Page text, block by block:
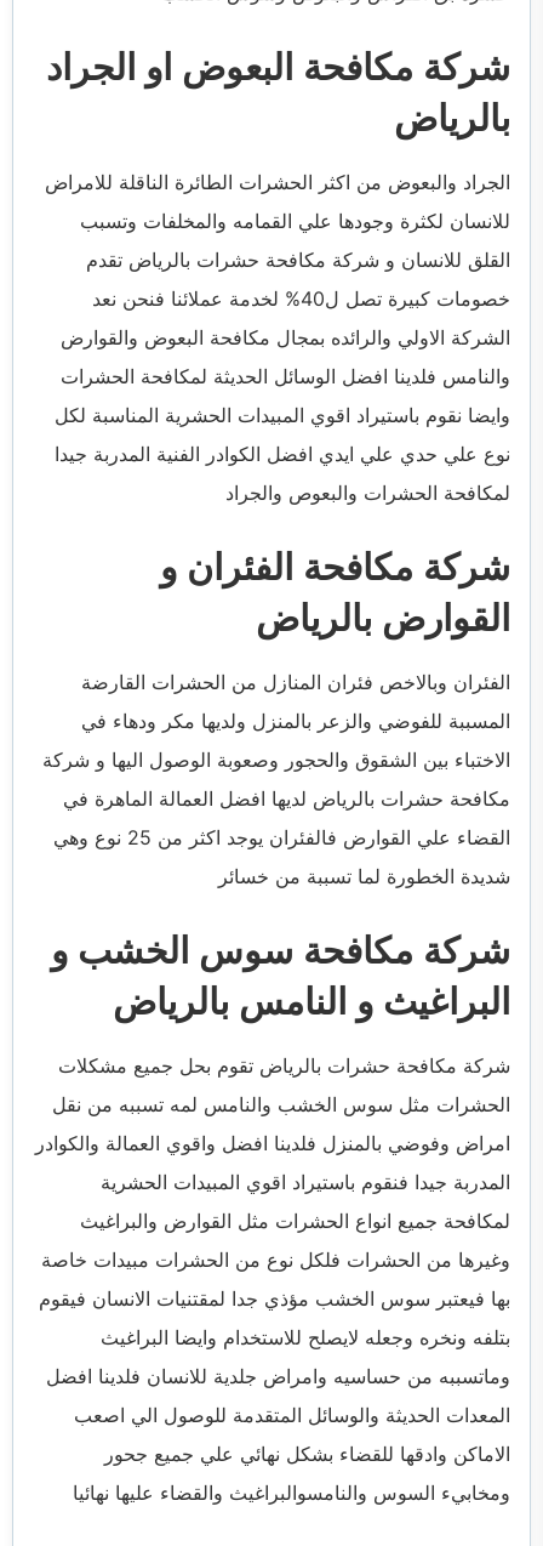
شركة مكافحة البعوض او الجراد
بالرياض
الجراد والبعوض من اكثر الحشرات الطائرة الناقلة للامراض
للانسان لكثرة وجودها علي القمامه والمخلفات وتسبب
القلق للانسان و شركة مكافحة حشرات بالرياض تقدم
خصومات كبيرة تصل ل40% لخدمة عملائنا فنحن نعد
الشركة الاولي والرائده بمجال مكافحة البعوض والقوارض
والنامس فلدينا افضل الوسائل الحديثة لمكافحة الحشرات
وايضا نقوم باستيراد اقوي المبيدات الحشرية المناسبة لكل
نوع علي حدي علي ايدي افضل الكوادر الفنية المدربة جيدا
لمكافحة الحشرات والبعوص والجراد
شركة مكافحة الفئران و
القوارض بالرياض
الفئران وبالاخص فئران المنازل من الحشرات القارضة
المسببة للفوضي والزعر بالمنزل ولديها مكر ودهاء في
الاختباء بين الشقوق والحجور وصعوبة الوصول اليها و شركة
مكافحة حشرات بالرياض لديها افضل العمالة الماهرة في
القضاء علي القوارض فالفئران يوجد اكثر من 25 نوع وهي
شديدة الخطورة لما تسببة من خسائر
شركة مكافحة سوس الخشب و
البراغيث و النامس بالرياض
شركة مكافحة حشرات بالرياض تقوم بحل جميع مشكلات
الحشرات مثل سوس الخشب والنامس لمه تسببه من نقل
امراض وفوضي بالمنزل فلدينا افضل واقوي العمالة والكوادر
المدربة جيدا فنقوم باستيراد اقوي المبيدات الحشرية
لمكافحة جميع انواع الحشرات مثل القوارض والبراغيث
وغيرها من الحشرات فلكل نوع من الحشرات مبيدات خاصة
بها فيعتبر سوس الخشب مؤذي جدا لمقتنيات الانسان فيقوم
بتلفه ونخره وجعله لايصلح للاستخدام وايضا البراغيث
وماتسببه من حساسيه وامراض جلدية للانسان فلدينا افضل
المعدات الحديثة والوسائل المتقدمة للوصول الي اصعب
الاماكن وادقها للقضاء بشكل نهائي علي جميع جحور
ومخابيء السوس والنامسوالبراغيث والقضاء عليها نهائيا